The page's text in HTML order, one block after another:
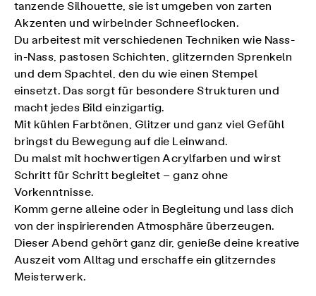
tanzende Silhouette, sie ist umgeben von zarten
Akzenten und wirbelnder Schneeflocken.
Du arbeitest mit verschiedenen Techniken wie Nass-
in-Nass, pastosen Schichten, glitzernden Sprenkeln
und dem Spachtel, den du wie einen Stempel
einsetzt. Das sorgt für besondere Strukturen und
macht jedes Bild einzigartig.
Mit kühlen Farbtönen, Glitzer und ganz viel Gefühl
bringst du Bewegung auf die Leinwand.
Du malst mit hochwertigen Acrylfarben und wirst
Schritt für Schritt begleitet – ganz ohne
Vorkenntnisse.
Komm gerne alleine oder in Begleitung und lass dich
von der inspirierenden Atmosphäre überzeugen.
Dieser Abend gehört ganz dir, genieße deine kreative
Auszeit vom Alltag und erschaffe ein glitzerndes
Meisterwerk.